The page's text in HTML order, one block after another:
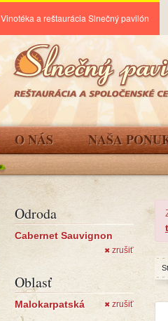
Vinotéka a reštaurácia Slnečný pavilón
O NÁS NAŠA
Odroda
Cabernet Sauvignon
✖ zrušiť
Oblasť
Malokarpatská ✖ zrušiť